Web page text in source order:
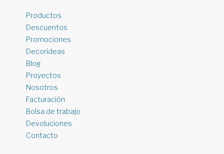
Productos
Descuentos
Promociones
Decorideas
Blog
Proyectos
Nosotros
Facturación
Bolsa de trabajo
Devoluciones
Contacto